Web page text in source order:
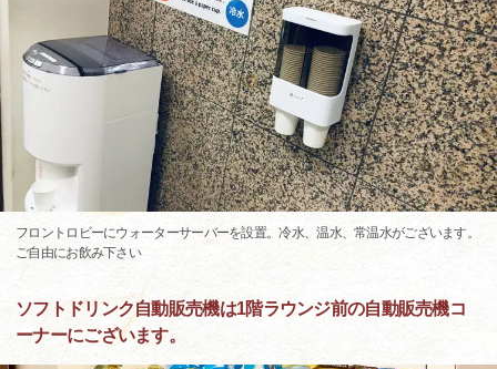
フロントロビーにウォーターサーバーを設置。冷水、温水、常温水がございます。
ご自由にお飲み下さい
ソフトドリンク自動販売機は1階ラウンジ前の自動販売機コ
ーナーにございます。